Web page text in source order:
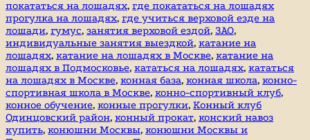
покататься на лошадях, где покататься на лошадях
прогулка на лошадях, где учиться верховой езде на
лошади, гумус, занятия верховой ездой, ЗАО,
индивидуальные занятия выездкой, катание на
лошадях, катание на лошадях в Москве, катание на
лошадях в Подмосковье, кататься на лошадях, кататься
на лошадях в Москве, конная база, конная школа, конно-
спортивная школа в Москве, конно-спортивный клуб,
конное обучение, конные прогулки, Конный клуб
Одинцовский район, конный прокат, конский навоз
купить, конюшни Москвы, конюшни Москвы и